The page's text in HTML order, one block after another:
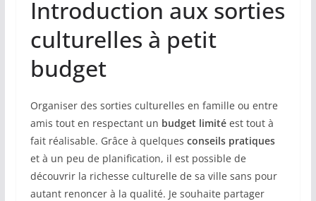
Introduction aux sorties
culturelles à petit
budget
Organiser des sorties culturelles en famille ou entre
amis tout en respectant un budget limitéest tout à
fait réalisable. Grâce à quelques conseils pratiques
et à un peu de planification, il est possible de
découvrir la richesse culturelle de sa ville sans pour
autant renoncer à la qualité. Je souhaite partager